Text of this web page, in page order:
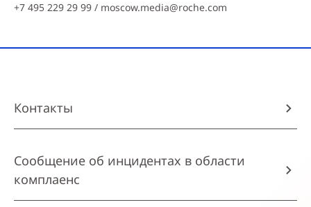
+7 495 229 29 99 / moscow.media@roche.com
Контакты
Сообщение об инцидентах в области
комплаенс